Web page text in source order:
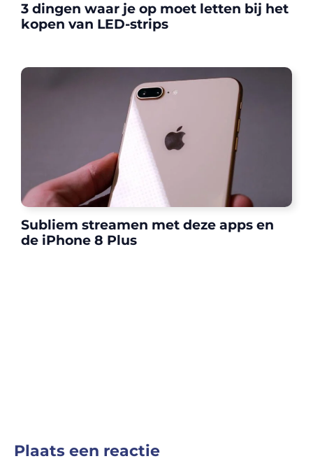
3 dingen waar je op moet letten bij het
kopen van LED-strips
Subliem streamen met deze apps en
de iPhone 8 Plus
Plaats een reactie